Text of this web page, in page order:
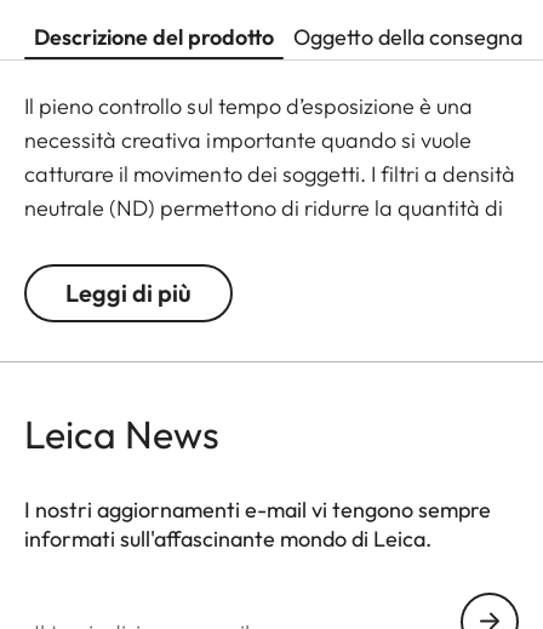
Descrizione del prodotto Oggetto della consegna
Il pieno controllo sul tempo d’esposizione è una
necessità creativa importante quando si vuole
catturare il movimento dei soggetti. I filtri a densità
neutrale (ND) permettono di ridurre la quantità di
d’esposizione più lunghi. Grazie ad una
progettazione accurata, i filtri ND Leica non
Leggi di più
Leica News
I nostri aggiornamenti e-mail vi tengono sempre
informati sull'affascinante mondo di Leica.